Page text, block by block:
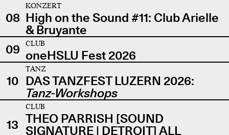
08
KONZERT
High on the Sound #11: Club Arielle
& Bruyante
09
CLUB
oneHSLU Fest 2026
10
TANZ
DAS TANZFEST LUZERN 2026:
Tanz-Workshops
13
CLUB
THEO PARRISH [SOUND
SIGNATURE | DETROIT] ALL